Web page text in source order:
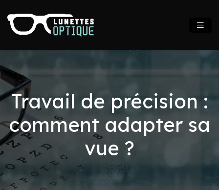
Travail de précision :
comment adapter sa
vue ?